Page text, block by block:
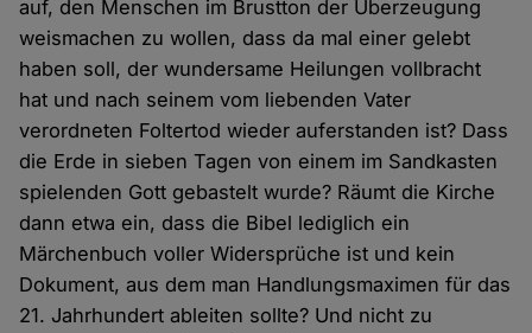
auf, den Menschen im Brustton der Überzeugung
weismachen zu wollen, dass da mal einer gelebt
haben soll, der wundersame Heilungen vollbracht
hat und nach seinem vom liebenden Vater
verordneten Foltertod wieder auferstanden ist? Dass
die Erde in sieben Tagen von einem im Sandkasten
spielenden Gott gebastelt wurde? Räumt die Kirche
dann etwa ein, dass die Bibel lediglich ein
Märchenbuch voller Widersprüche ist und kein
Dokument, aus dem man Handlungsmaximen für das
21. Jahrhundert ableiten sollte? Und nicht zu